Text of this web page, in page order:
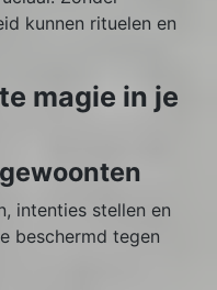
kunnen rituelen en
magie in je
intenties stellen en
beschermd tegen